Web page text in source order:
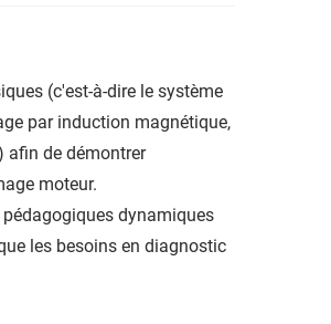
(c'est-à-dire le système
par induction magnétique,
afin de démontrer
moteur.
dynamiques
les besoins en diagnostic